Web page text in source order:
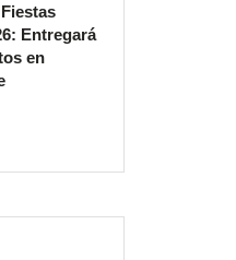
Entregará
en